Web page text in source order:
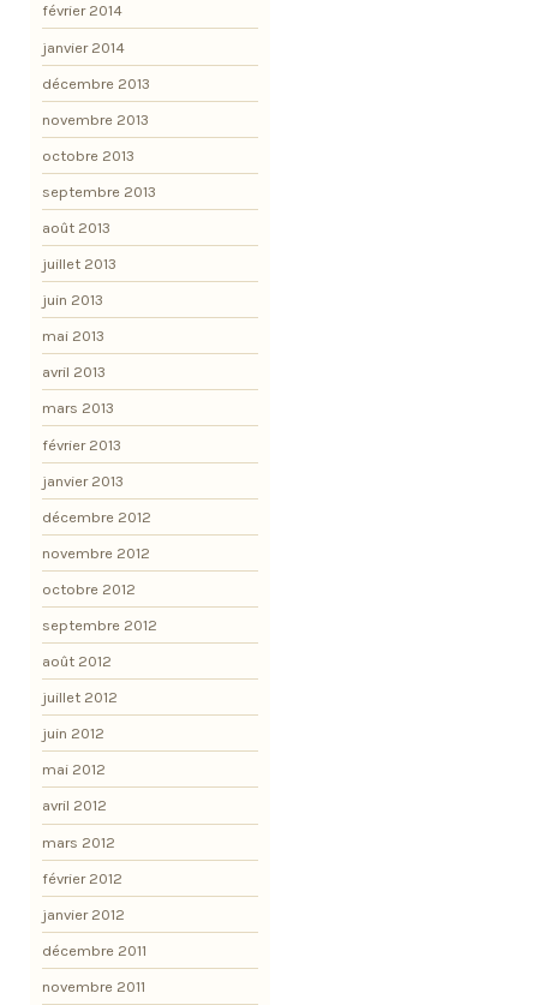
février 2014
janvier 2014
décembre 2013
novembre 2013
octobre 2013
septembre 2013
août 2013
juillet 2013
juin 2013
mai 2013
avril 2013
mars 2013
février 2013
janvier 2013
décembre 2012
novembre 2012
octobre 2012
septembre 2012
août 2012
juillet 2012
juin 2012
mai 2012
avril 2012
mars 2012
février 2012
janvier 2012
décembre 2011
novembre 2011